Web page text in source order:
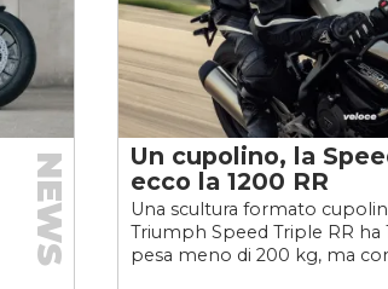
NEWS
Un cupolino, la
ecco la 1200 RR
Una scultura formato
Triumph Speed Triple RR ha
pesa meno di 200 kg, ma